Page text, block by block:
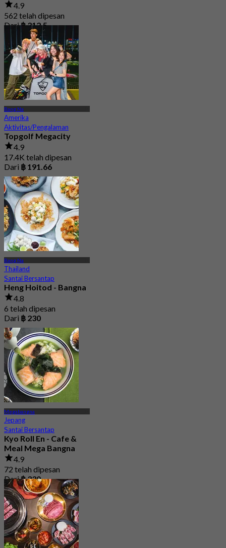
4.9
562 telah dipesan
Dari฿ 312.5
Bang Na
Amerika
Aktivitas/Pengalaman
Topgolf Megacity
4.9
17.4K telah dipesan
Dari ฿ 191.66
Bang Na
Thailand
Santai Bersantap
Heng Hoitod - Bangna
4.8
6 telah dipesan
Dari ฿ 230
Megabangna
Jepang
Santai Bersantap
Kyo Roll En - Cafe &
Meal Mega Bangna
4.9
72 telah dipesan
Dari฿ 330